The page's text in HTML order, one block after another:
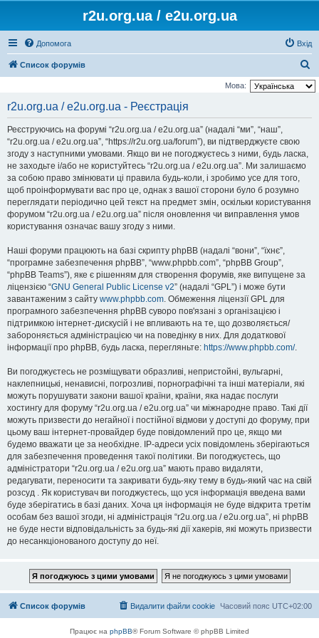
r2u.org.ua / e2u.org.ua
Допомога Вхід
Список форумів
о
Мова:
r2u.org.ua / e2u.org.ua - Реєстрація
Реєструючись на форумі “r2u.org.ua / e2u.org.ua” (надалі “ми”, “наш”,
“r2u.org.ua / e2u.org.ua”, “https://r2u.org.ua/forum”), ви підтверджуєте свою
згоду з наступними умовами. Якщо ви не погоджуєтесь з ними, будь ласка,
не заходьте і/або не користуйтесь “r2u.org.ua / e2u.org.ua”. Ми залишаємо
за собою право змінювати ці правила будь-коли, і зробимо усе для того,
щоб проінформувати вас про це, однак з вашої сторони було б розумно
переглядати періодично цей текст на предмет змін, оскільки користування
форумом “r2u.org.ua / e2u.org.ua” після оновлення чи виправлення умов
користування означає вашу згоду з ними.
Наші форуми працюють на базі скрипту phpBB (надалі “вони”, “їхнє”,
“програмне забезпечення phpBB”, “www.phpbb.com”, “phpBB Group”,
“phpBB Teams”), яке є рішенням для створення форумів, яке випущене за
ліцензією “GNU General Public License v2” (надалі “GPL”) і може бути
завантаженим з сайту www.phpbb.com. Обмеження ліцензії GPL для
програмного забезпечення phpBB суворо пов'язані з організацією і
підтримкою інтернет-дискусій і не впливають на те, що дозволяється/
забороняється адміністрацією чи на поведінку в них. Для додаткової
інформації про phpBB, будь ласка, перегляньте: https://www.phpbb.com/.
Ви погоджуєтесь не розміщувати образливі, непристойні, вульгарні,
наклепницькі, ненависні, погрозливі, порнографічні та інші матеріали, які
можуть порушувати закони вашої країни, країни, яка надає послуги
хостингу для форуму “r2u.org.ua / e2u.org.ua” чи міжнародне право. Такі дії
можуть призвести до негайної і постійної відмови у доступі до форуму, при
цьому ваш інтернет-провайдер буде повідомлений про це, якщо ми
будемо вважати це за необхідне. IP-адреси усіх повідомлень зберігаються
для забезпечення проведення такої політики. Ви погоджуєтесь, що
адміністратори “r2u.org.ua / e2u.org.ua” мають право видаляти,
редагувати, переносити та закривати будь-яку тему в будь-який час на свій
розсуд . Як користувач ви погоджуєтесь, що уся інформація введена вами
буде зберігатись в базі даних. Хоча ця інформація не буде відкрита третім
особам без вашої згоди, ні адміністрація “r2u.org.ua / e2u.org.ua”, ні phpBB
не буде нести відповідальність за будь-які дії хакерів, які можуть призвести
до несанкціонованого доступу до неї.
Список форумів Часовий пояс UTC+02:00
Видалити файли cookie
Працює на phpBB® Forum Software © phpBB Limited